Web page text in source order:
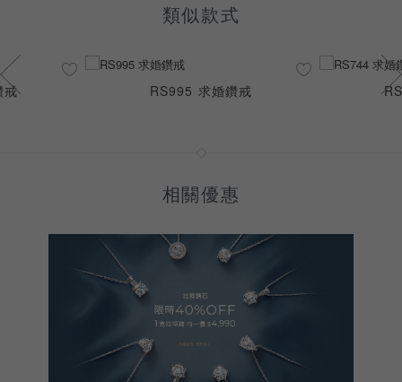
類似款式
戒 RS995 求婚鑽戒
相關優惠